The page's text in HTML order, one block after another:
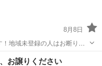
8月8日
地域未登録の人はお断りし
サリー 新品
お譲りください